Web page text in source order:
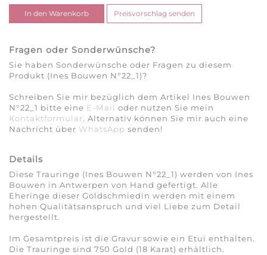
Fragen oder Sonderwünsche?
Sie haben Sonderwünsche oder Fragen zu diesem
Produkt (Ines Bouwen N°22_1)?
Schreiben Sie mir bezüglich dem Artikel Ines Bouwen
N°22_1 bitte eine E-Mail oder nutzen Sie mein
Kontaktformular. Alternativ können Sie mir auch eine
Nachricht über WhatsApp senden!
Details
Diese Trauringe (Ines Bouwen N°22_1) werden von Ines
Bouwen in Antwerpen von Hand gefertigt. Alle
Eheringe dieser Goldschmiedin werden mit einem
hohen Qualitätsanspruch und viel Liebe zum Detail
hergestellt.
Im Gesamtpreis ist die Gravur sowie ein Etui enthalten.
Die Trauringe sind 750 Gold (18 Karat) erhältlich.